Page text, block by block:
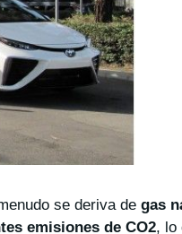
se deriva de gas
emisiones de CO2, lo